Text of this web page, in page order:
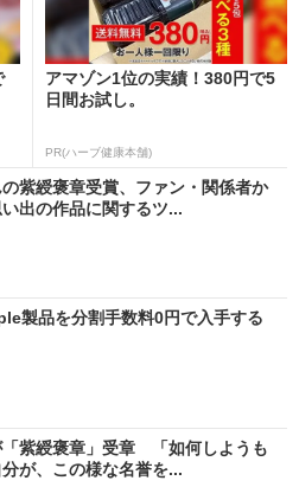
アマゾン1位の実績！380円で5
日間お試し。
PR(ハーブ健康本舗)
紫綬褒章受賞、ファン・関係者か
出の作品に関するツ...
製品を分割手数料0円で入手する
「紫綬褒章」受章 「如何しようも
が、この様な名誉を...